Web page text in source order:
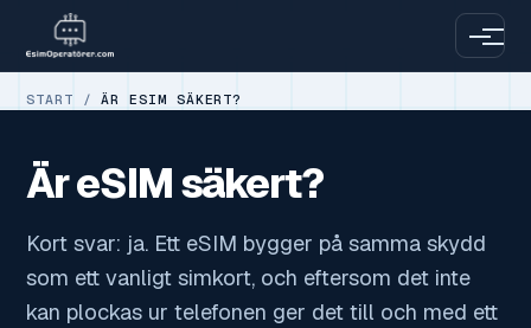
START /ÄR ESIM SÄKERT?
Är eSIM säkert?
Kort svar: ja. Ett eSIM bygger på samma skydd
som ett vanligt simkort, och eftersom det inte
kan plockas ur telefonen ger det till och med ett